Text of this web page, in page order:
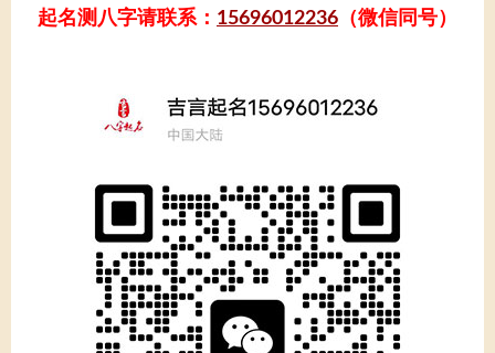
起名测八字请联系： 15696012236 （微信同号）